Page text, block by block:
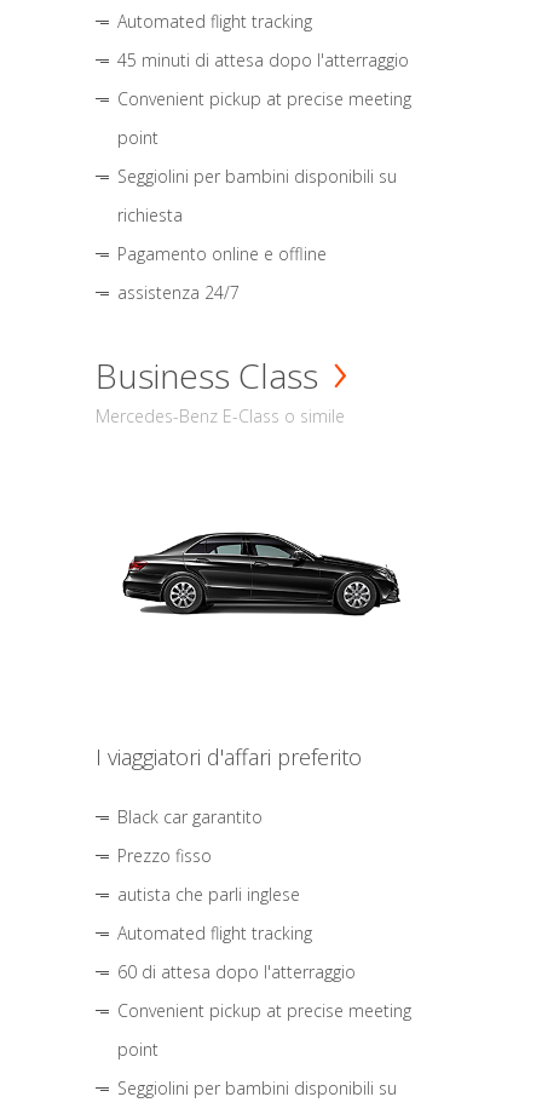
Automated flight tracking
45 minuti di attesa dopo l'atterraggio
Convenient pickup at precise meeting
point
Seggiolini per bambini disponibili su
richiesta
Pagamento online e offline
assistenza 24/7
Business Class
Mercedes-Benz E-Class o simile
I viaggiatori d'affari preferito
Black car garantito
Prezzo fisso
autista che parli inglese
Automated flight tracking
60 di attesa dopo l'atterraggio
Convenient pickup at precise meeting
point
Seggiolini per bambini disponibili su